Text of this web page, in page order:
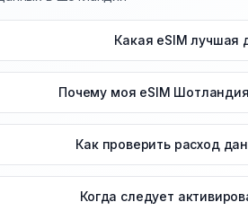
Какая eSIM лучшая
Почему моя eSIM
Как проверить расход
Когда следует